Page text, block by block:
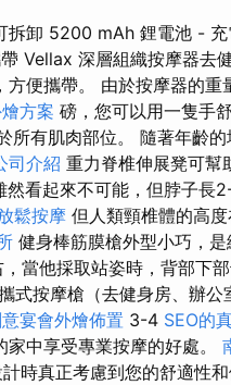
拆卸 5200 mAh 鋰電池 -
Vellax 深層組織按摩器去
方便攜帶。 由於按摩器的
方案 磅，您可以用一隻手
所有肌肉部位。 隨著年齡
司介紹 重力脊椎伸展凳可幫
然看起來不可能，但脖子長
鬆按摩 但人類頸椎體的高
健身棒筋膜槍外型小巧，
當他採取站姿時，背部下部
式按摩槍（去健身房、辦
宴會外燴佈置 3-4 SEO的
中享受專業按摩的好處。
時真正考慮到您的舒適性和